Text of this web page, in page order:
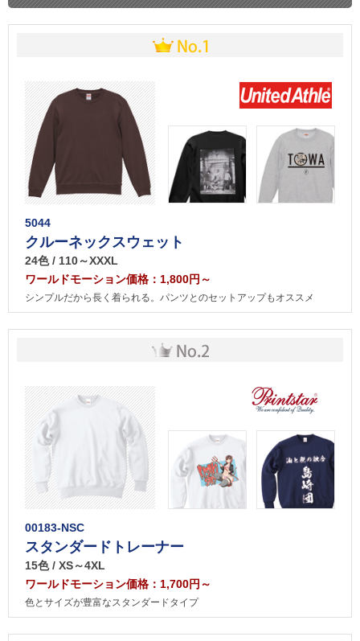
5044
クルーネックスウェット
24色 / 110～XXXL
ワールドモーション価格：1,800円～
シンプルだから長く着られる。パンツとのセットアップもオススメ
00183-NSC
スタンダードトレーナー
15色 / XS～4XL
ワールドモーション価格：1,700円～
色とサイズが豊富なスタンダードタイプ